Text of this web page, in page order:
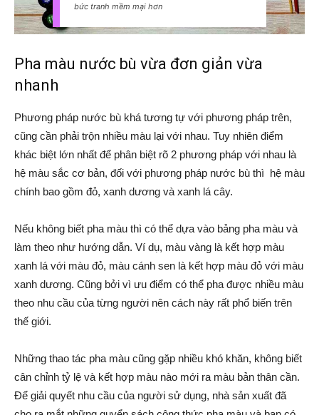
bức tranh mềm mại hơn
Pha màu nước bù vừa đơn giản vừa
nhanh
Phương pháp nước bù khá tương tự với phương pháp trên,
cũng cần phải trộn nhiều màu lại với nhau. Tuy nhiên điểm
khác biệt lớn nhất để phân biệt rõ 2 phương pháp với nhau là
hệ màu sắc cơ bản, đối với phương pháp nước bù thì hệ màu
chính bao gồm đỏ, xanh dương và xanh lá cây.
Nếu không biết pha màu thì có thể dựa vào bảng pha màu và
làm theo như hướng dẫn. Ví dụ, màu vàng là kết hợp màu
xanh lá với màu đỏ, màu cánh sen là kết hợp màu đỏ với màu
xanh dương. Cũng bởi vì ưu điểm có thể pha được nhiều màu
theo nhu cầu của từng người nên cách này rất phổ biến trên
thế giới.
Những thao tác pha màu cũng gặp nhiều khó khăn, không biết
cân chỉnh tỷ lệ và kết hợp màu nào mới ra màu bản thân cần.
Để giải quyết nhu cầu của người sử dụng, nhà sản xuất đã